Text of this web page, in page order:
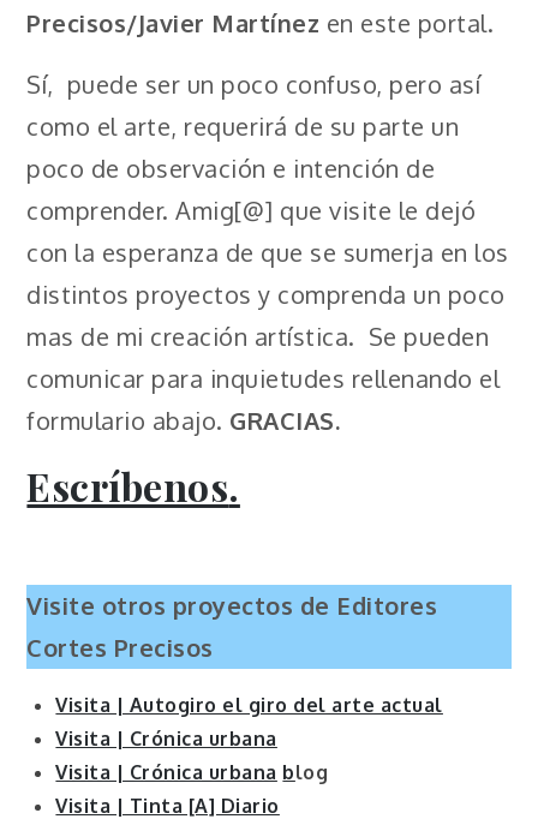
Precisos/Javier Martínez en este portal.
Sí, puede ser un poco confuso, pero así
como el arte, requerirá de su parte un
poco de observación e intención de
comprender. Amig[@] que visite le dejó
con la esperanza de que se sumerja en los
distintos proyectos y comprenda un poco
mas de mi creación artística. Se pueden
comunicar para inquietudes rellenando el
formulario abajo. GRACIAS.
Escríbenos.
Visite otros proyectos de Editores
Cortes Precisos
Visita | Autogiro el giro del arte actual
Visita | Crónica urbana
Visita | Crónica urbana blog
Visita | Tinta [A] Diario